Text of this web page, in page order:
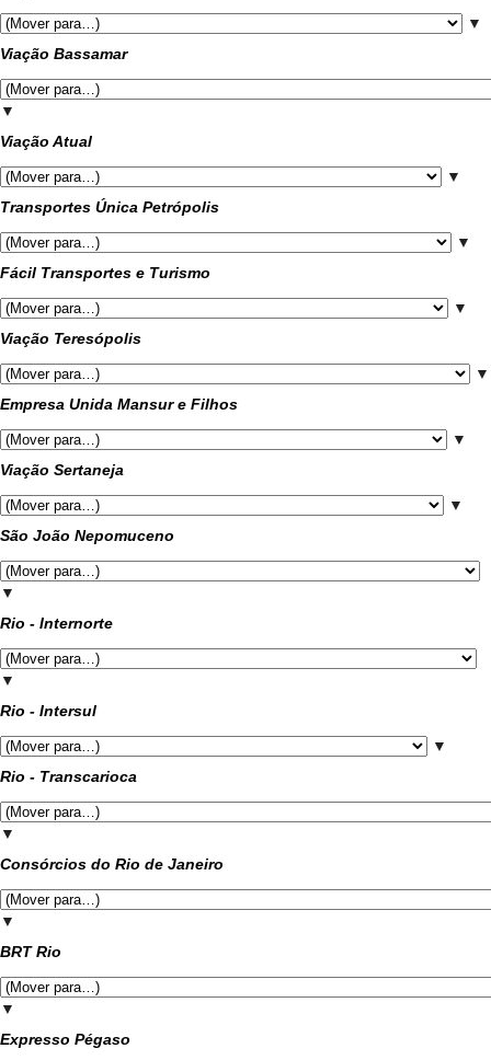
▼
Viação Bassamar
▼
Viação Atual
▼
Transportes Única Petrópolis
▼
Fácil Transportes e Turismo
▼
Viação Teresópolis
▼
Empresa Unida Mansur e Filhos
▼
Viação Sertaneja
▼
São João Nepomuceno
▼
Rio - Internorte
▼
Rio - Intersul
▼
Rio - Transcarioca
▼
Consórcios do Rio de Janeiro
▼
BRT Rio
▼
Expresso Pégaso